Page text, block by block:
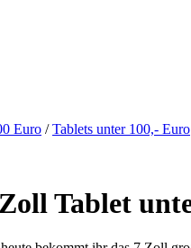
Euro /Tablets unter 100,- Euro
Tablet